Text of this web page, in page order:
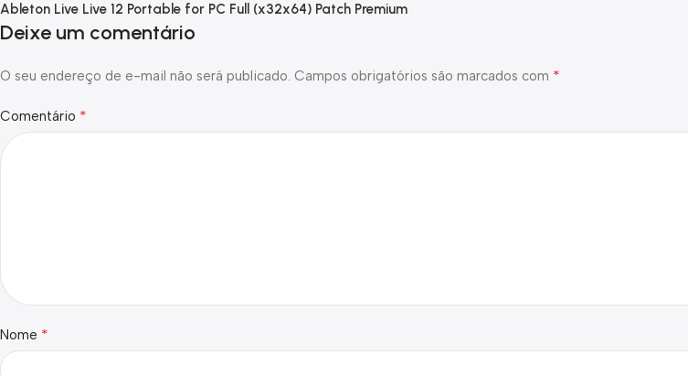
Ableton Live Live 12 Portable for PC Full (x32x64) Patch Premium
Deixe um comentário
O seu endereço de e-mail não será publicado. Campos obrigatórios são marcados com *
Comentário *
Nome *